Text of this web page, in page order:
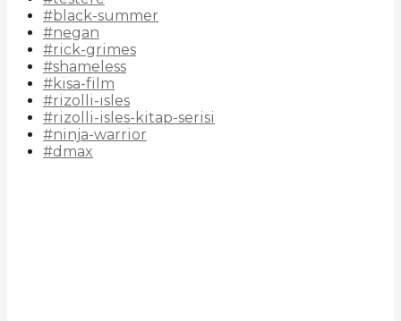
#black-summer
#negan
#rick-grimes
#shameless
#kisa-film
#rizolli-ısles
#rizolli-isles-kitap-serisi
#ninja-warrior
#dmax